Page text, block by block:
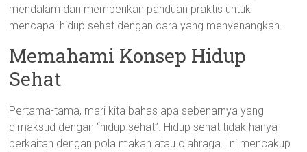
mendalam dan memberikan panduan praktis untuk
mencapai hidup sehat dengan cara yang menyenangkan.
Memahami Konsep Hidup
Sehat
Pertama-tama, mari kita bahas apa sebenarnya yang
dimaksud dengan “hidup sehat”. Hidup sehat tidak hanya
berkaitan dengan pola makan atau olahraga. Ini mencakup